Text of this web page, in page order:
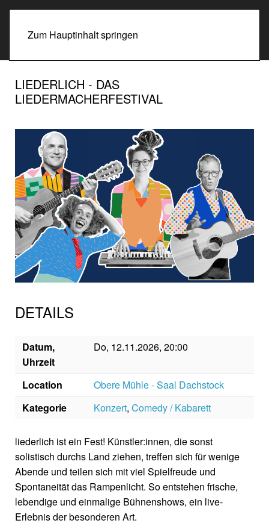
Zum Hauptinhalt springen
LIEDERLICH - DAS
LIEDERMACHERFESTIVAL
liederlich ist ein Fest! Künstler:innen, die sonst
solistisch durchs Land ziehen, treffen sich für wenige
Abende und teilen sich mit viel Spielfreude und
Spontaneität das Rampenlicht. So entstehen frische,
lebendige und einmalige Bühnenshows, ein live-
Erlebnis der besonderen Art.
DETAILS
Datum,
Uhrzeit
Do, 12.11.2026, 20:00
Location
Obere Mühle - Saal Dachstock
Kategorie
Konzert, Comedy / Kabarett